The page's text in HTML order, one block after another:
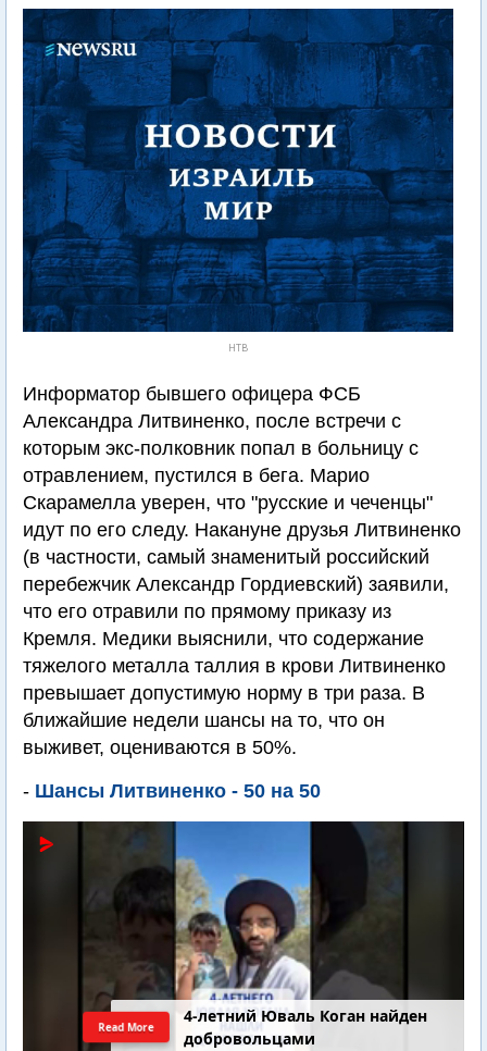
НТВ
Информатор бывшего офицера ФСБ
Александра Литвиненко, после встречи с
которым экс-полковник попал в больницу с
отравлением, пустился в бега. Марио
Скарамелла уверен, что "русские и чеченцы"
идут по его следу. Накануне друзья Литвиненко
(в частности, самый знаменитый российский
перебежчик Александр Гордиевский) заявили,
что его отравили по прямому приказу из
Кремля. Медики выяснили, что содержание
тяжелого металла таллия в крови Литвиненко
превышает допустимую норму в три раза. В
ближайшие недели шансы на то, что он
выживет, оцениваются в 50%.
- Шансы Литвиненко - 50 на 50
4-летний Юваль Коган найден
добровольцами
Read More